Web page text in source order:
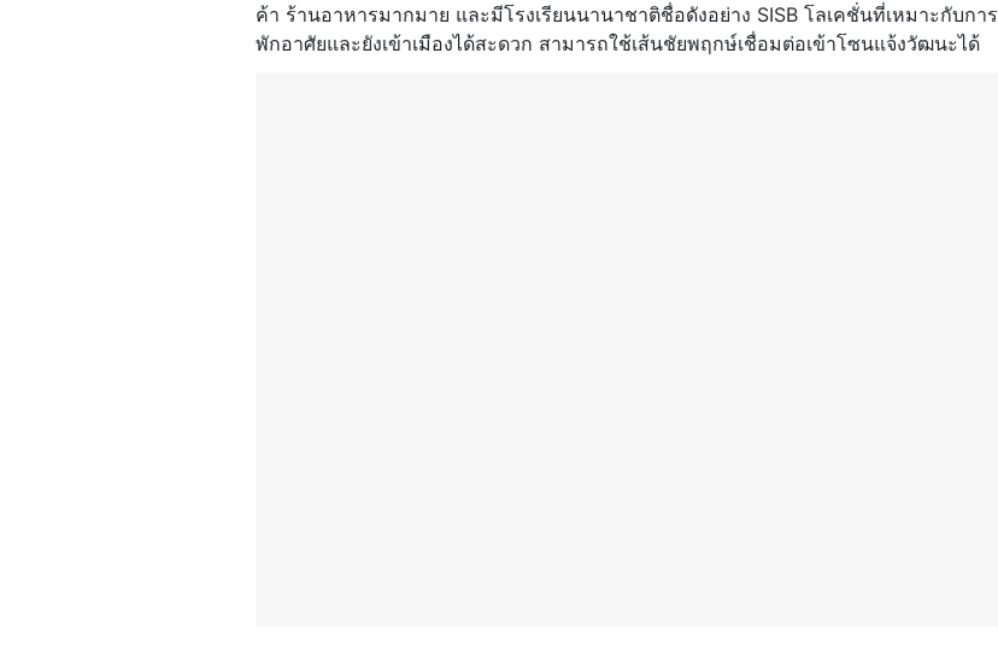
ค้า ร้านอาหารมากมาย และมีโรงเรียนนานาชาติชื่อดังอย่าง SISB โลเคชั่นที่เหมาะกับการ
พักอาศัยและยังเข้าเมืองได้สะดวก สามารถใช้เส้นชัยพฤกษ์เชื่อมต่อเข้าโซนแจ้งวัฒนะได้